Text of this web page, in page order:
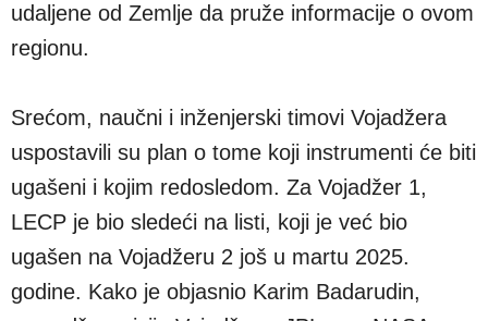
udaljene od Zemlje da pruže informacije o ovom
regionu.
Srećom, naučni i inženjerski timovi Vojadžera
uspostavili su plan o tome koji instrumenti će biti
ugašeni i kojim redosledom. Za Vojadžer 1,
LECP je bio sledeći na listi, koji je već bio
ugašen na Vojadžeru 2 još u martu 2025.
godine. Kako je objasnio Karim Badarudin,